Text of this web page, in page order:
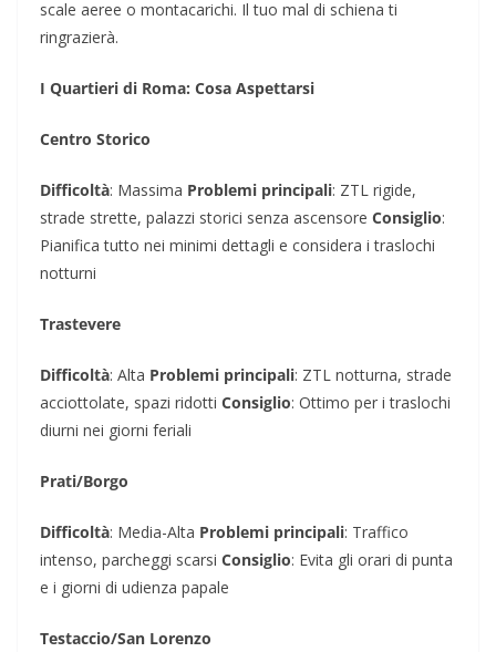
scale aeree o montacarichi. Il tuo mal di schiena ti
ringrazierà.
I Quartieri di Roma: Cosa Aspettarsi
Centro Storico
Difficoltà: Massima Problemi principali: ZTL rigide,
strade strette, palazzi storici senza ascensore Consiglio:
Pianifica tutto nei minimi dettagli e considera i traslochi
notturni
Trastevere
Difficoltà: Alta Problemi principali: ZTL notturna, strade
acciottolate, spazi ridotti Consiglio: Ottimo per i traslochi
diurni nei giorni feriali
Prati/Borgo
Difficoltà: Media-Alta Problemi principali: Traffico
intenso, parcheggi scarsi Consiglio: Evita gli orari di punta
e i giorni di udienza papale
Testaccio/San Lorenzo